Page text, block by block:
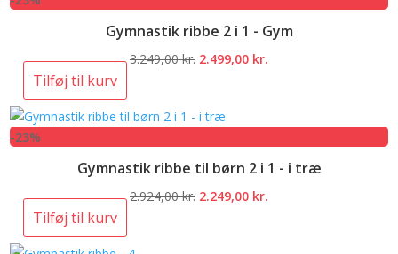
Gymnastik ribbe 2 i 1 - Gym
3.249,00kr. Den
var:
2.499,00 kr.
Tilføj til kurv
-23%
Gymnastik ribbe til børn 2 i 1 - i træ
2.924,00kr. Den
2.249,00 kr.
Tilføj til kurv